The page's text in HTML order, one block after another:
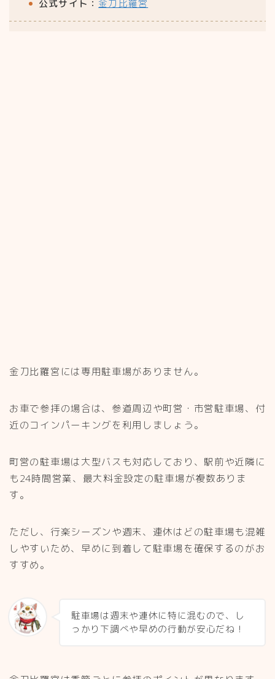
公式サイト： 金刀比羅宮
金刀比羅宮には専用駐車場がありません。
お車で参拝の場合は、参道周辺や町営・市営駐車場、付
近のコインパーキングを利用しましょう。
町営の駐車場は大型バスも対応しており、駅前や近隣に
も24時間営業、最大料金設定の駐車場が複数ありま
す。
ただし、行楽シーズンや週末、連休はどの駐車場も混雑
しやすいため、早めに到着して駐車場を確保するのがお
すすめ。
駐車場は週末や連休に特に混むので、し
っかり下調べや早めの行動が安心だね！